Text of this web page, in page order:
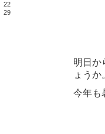
22
29
明日か
ょうか
今年も